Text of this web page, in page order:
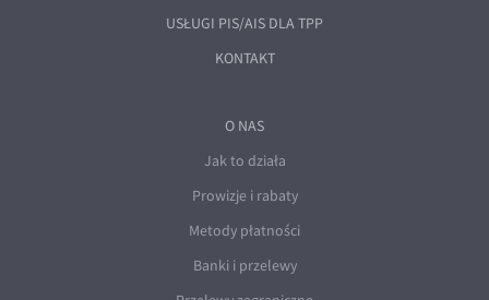
USŁUGI PIS/AIS DLA TPP
KONTAKT
O NAS
Jak to działa
Prowizje i rabaty
Metody płatności
Banki i przelewy